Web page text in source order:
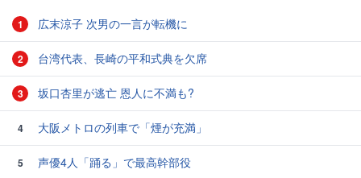
1 広末涼子 次男の一言が転機に
2 台湾代表、長崎の平和式典を欠席
3 坂口杏里が逃亡 恩人に不満も?
4 大阪メトロの列車で「煙が充満」
5
声優4人「踊る」で最高幹部役